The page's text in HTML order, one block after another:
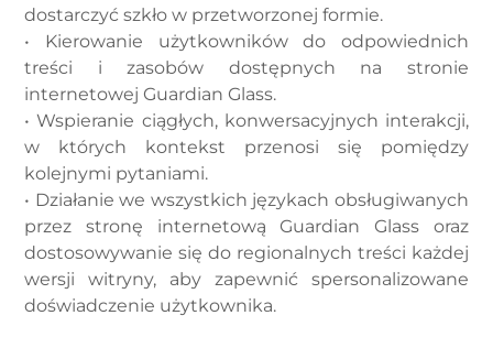
dostarczyć szkło w przetworzonej formie.
• Kierowanie użytkowników do odpowiednich
treści i zasobów dostępnych na stronie
internetowej Guardian Glass.
• Wspieranie ciągłych, konwersacyjnych interakcji,
w których kontekst przenosi się pomiędzy
kolejnymi pytaniami.
• Działanie we wszystkich językach obsługiwanych
przez stronę internetową Guardian Glass oraz
dostosowywanie się do regionalnych treści każdej
wersji witryny, aby zapewnić spersonalizowane
doświadczenie użytkownika.